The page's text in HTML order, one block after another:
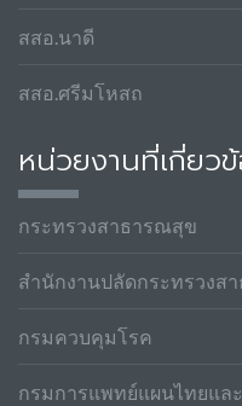
สสอ.นาดี
สสอ.ศรีมโหสถ
หน่วยงานที่เกี่ยว
กระทรวงสาธารณสุข
สำนักงานปลัดกระทรวงส
กรมควบคุมโรค
กรมการแพทย์แผนไทยแล